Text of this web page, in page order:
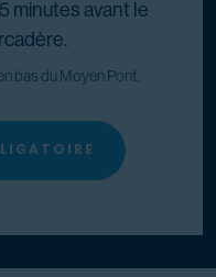
minutes avant le
bas du Moyen Pont.